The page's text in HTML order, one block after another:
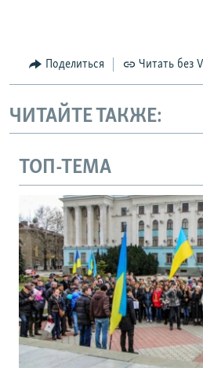
Поделиться Читать без
ЧИТАЙТЕ ТАКЖЕ:
ТОП-ТЕМА